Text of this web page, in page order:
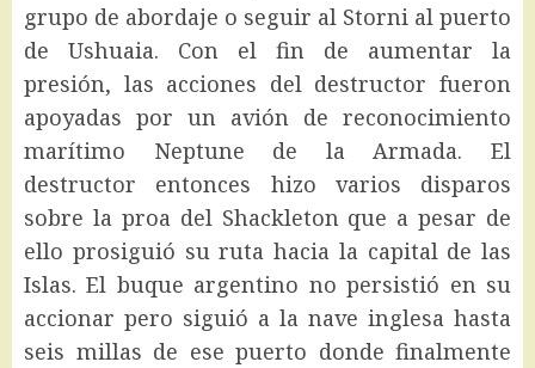
grupo de abordaje o seguir al Storni al puerto
de Ushuaia. Con el fin de aumentar la
presión, las acciones del destructor fueron
apoyadas por un avión de reconocimiento
marítimo Neptune de la Armada. El
destructor entonces hizo varios disparos
sobre la proa del Shackleton que a pesar de
ello prosiguió su ruta hacia la capital de las
Islas. El buque argentino no persistió en su
accionar pero siguió a la nave inglesa hasta
seis millas de ese puerto donde finalmente